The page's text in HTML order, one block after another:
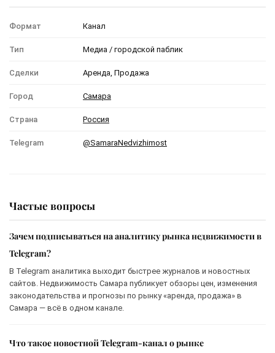
Формат Канал
Тип Медиа / городской паблик
Сделки Аренда, Продажа
Город Самара
Страна Россия
Telegram @SamaraNedvizhimost
Частые вопросы
Зачем подписываться на аналитику рынка недвижимости в
Telegram?
В Telegram аналитика выходит быстрее журналов и новостных
сайтов. Недвижимость Самара публикует обзоры цен, изменения
законодательства и прогнозы по рынку «аренда, продажа» в
Самара — всё в одном канале.
Что такое новостной Telegram-канал о рынке